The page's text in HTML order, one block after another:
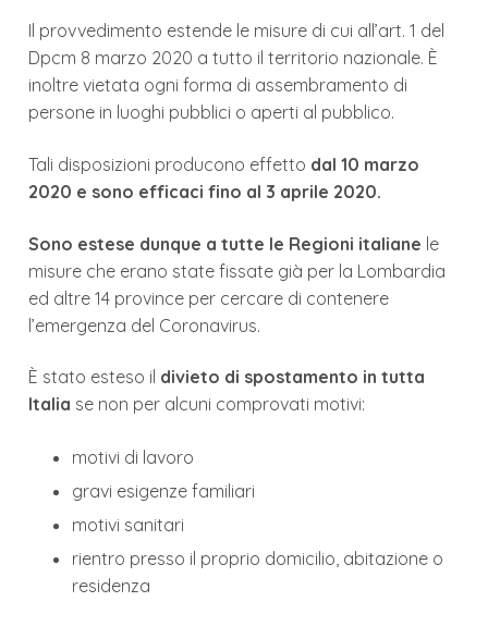
Il provvedimento estende le misure di cui all’art. 1 del
Dpcm 8 marzo 2020 a tutto il territorio nazionale. È
inoltre vietata ogni forma di assembramento di
persone in luoghi pubblici o aperti al pubblico.
Tali disposizioni producono effetto dal 10 marzo
2020 e sono efficaci fino al 3 aprile 2020.
Sono estese dunque a tutte le Regioni italiane le
misure che erano state fissate già per la Lombardia
ed altre 14 province per cercare di contenere
l’emergenza del Coronavirus.
È stato esteso il divieto di spostamento in tutta
Italia se non per alcuni comprovati motivi:
motivi di lavoro
gravi esigenze familiari
motivi sanitari
rientro presso il proprio domicilio, abitazione o
residenza